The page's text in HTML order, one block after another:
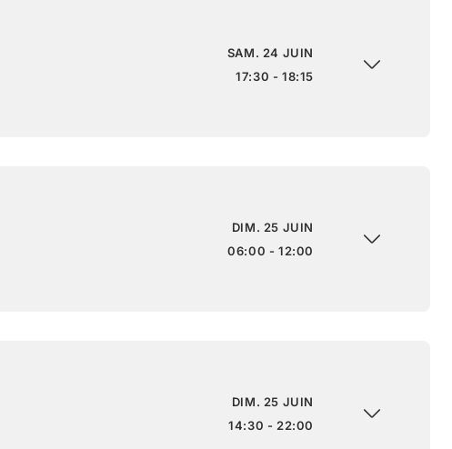
SAM. 24 JUIN
17:30 - 18:15
DIM. 25 JUIN
06:00 - 12:00
DIM. 25 JUIN
14:30 - 22:00